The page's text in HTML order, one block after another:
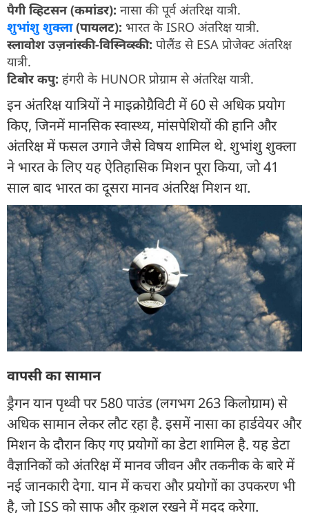
पैगी व्हिटसन (कमांडर): नासा की पूर्व अंतरिक्ष यात्री.
शुभांशु शुक्ला(पायलट): भारत के ISRO अंतरिक्ष यात्री.
स्लावोश उज़नांस्की-विस्निव्स्की: पोलैंड से ESA प्रोजेक्ट अंतरिक्ष
यात्री.
टिबोर कपु: हंगरी के HUNOR प्रोग्राम से अंतरिक्ष यात्री.
इन अंतरिक्ष यात्रियों ने माइक्रोग्रैविटी में 60 से अधिक प्रयोग
किए, जिनमें मानसिक स्वास्थ्य, मांसपेशियों की हानि और
अंतरिक्ष में फसल उगाने जैसे विषय शामिल थे. शुभांशु शुक्ला
ने भारत के लिए यह ऐतिहासिक मिशन पूरा किया, जो 41
साल बाद भारत का दूसरा मानव अंतरिक्ष मिशन था.
वापसी का सामान
ड्रैगन यान पृथ्वी पर 580 पाउंड (लगभग 263 किलोग्राम) से
अधिक सामान लेकर लौट रहा है. इसमें नासा का हार्डवेयर और
मिशन के दौरान किए गए प्रयोगों का डेटा शामिल है. यह डेटा
वैज्ञानिकों को अंतरिक्ष में मानव जीवन और तकनीक के बारे में
नई जानकारी देगा. यान में कचरा और प्रयोगों का उपकरण भी
है, जो ISS को साफ और कुशल रखने में मदद करेगा.